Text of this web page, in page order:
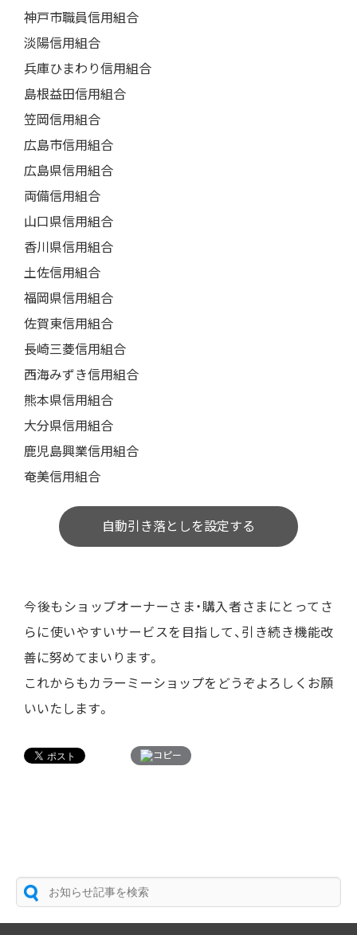
神戸市職員信用組合
淡陽信用組合
兵庫ひまわり信用組合
島根益田信用組合
笠岡信用組合
広島市信用組合
広島県信用組合
両備信用組合
山口県信用組合
香川県信用組合
土佐信用組合
福岡県信用組合
佐賀東信用組合
長崎三菱信用組合
西海みずき信用組合
熊本県信用組合
大分県信用組合
鹿児島興業信用組合
奄美信用組合
自動引き落としを設定する
今後もショップオーナーさま・購入者さまにとってさ
らに使いやすいサービスを目指して、引き続き機能改
善に努めてまいります。
これからもカラーミーショップをどうぞよろしくお願
いいたします。
コピー